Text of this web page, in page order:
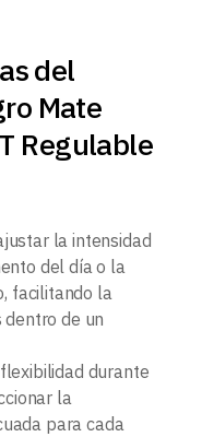
del
Mate
Regulable
la intensidad
del día o la
facilitando la
de un
durante
la
para cada